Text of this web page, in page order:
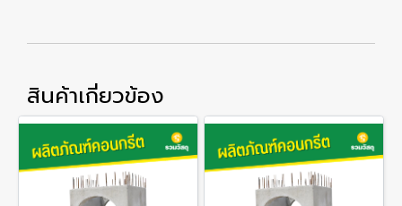
สินค้าเกี่ยวข้อง